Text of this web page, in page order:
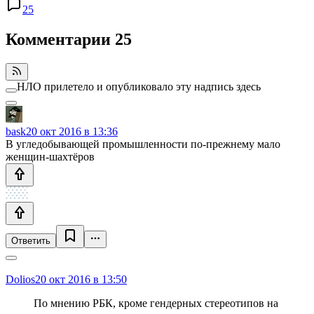
25
Комментарии 25
НЛО прилетело и опубликовало эту надпись здесь
bask20 окт 2016 в 13:36
В угледобывающей промышленности по-прежнему мало
женщин-шахтёров
Ответить
Dolios20 окт 2016 в 13:50
По мнению РБК, кроме гендерных стереотипов на